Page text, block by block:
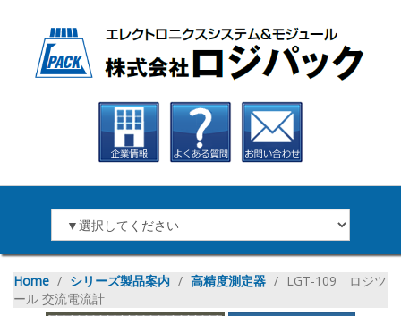
Home ∕ シリーズ製品案内 ∕ 高精度測定器 ∕ LGT-109 ロジツ
ール 交流電流計